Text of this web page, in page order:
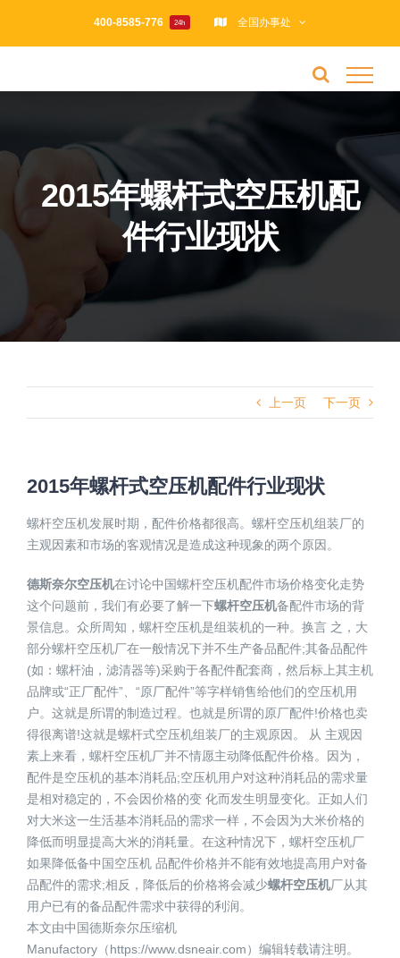
400-8585-776 24h 全国办事处
2015年螺杆式空压机配
件行业现状
上一页 下一页
2015年螺杆式空压机配件行业现状
螺杆空压机发展时期，配件价格都很高。螺杆空压机组装厂的
主观因素和市场的客观情况是造成这种现象的两个原因。
德斯奈尔空压机在讨论中国螺杆空压机配件市场价格变化走势
这个问题前，我们有必要了解一下螺杆空压机备配件市场的背
景信息。众所周知，螺杆空压机是组装机的一种。换言 之，大
部分螺杆空压机厂在一般情况下并不生产备品配件;其备品配件
(如：螺杆油，滤清器等)采购于各配件配套商，然后标上其主机
品牌或“正厂配件”、“原厂配件”等字样销售给他们的空压机用
户。这就是所谓的制造过程。也就是所谓的原厂配件!价格也卖
得很离谱!这就是螺杆式空压机组装厂的主观原因。 从 主观因
素上来看，螺杆空压机厂并不情愿主动降低配件价格。因为，
配件是空压机的基本消耗品;空压机用户对这种消耗品的需求量
是相对稳定的，不会因价格的变 化而发生明显变化。正如人们
对大米这一生活基本消耗品的需求一样，不会因为大米价格的
降低而明显提高大米的消耗量。在这种情况下，螺杆空压机厂
如果降低备中国空压机 品配件价格并不能有效地提高用户对备
品配件的需求;相反，降低后的价格将会减少螺杆空压机厂从其
用户已有的备品配件需求中获得的利润。
本文由中国德斯奈尔压缩机
Manufactory（https://www.dsneair.com）编辑转载请注明。